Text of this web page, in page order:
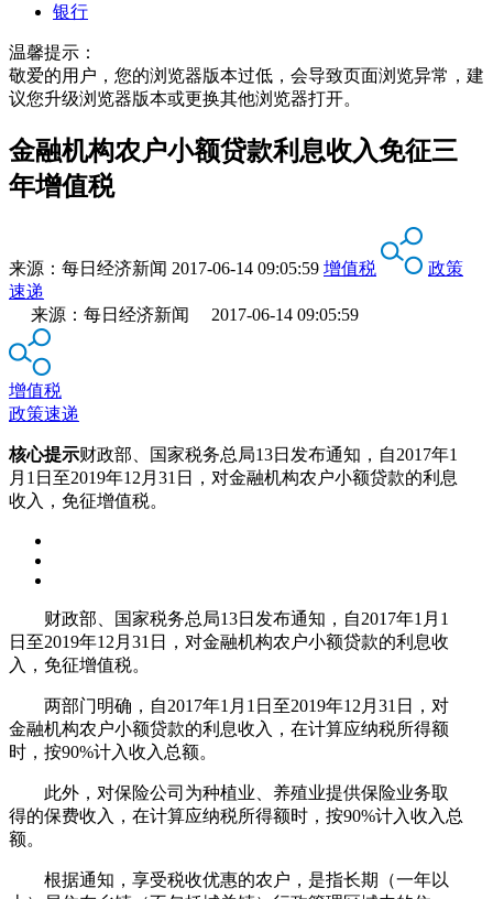
银行
温馨提示：
敬爱的用户，您的浏览器版本过低，会导致页面浏览异常，建
议您升级浏览器版本或更换其他浏览器打开。
金融机构农户小额贷款利息收入免征三
年增值税
来源： 每日经济新闻 2017-06-14 09:05:59 增值税
政策
速递
来源：每日经济新闻 2017-06-14 09:05:59
增值税
政策速递
核心提示财政部、国家税务总局13日发布通知，自2017年1
月1日至2019年12月31日，对金融机构农户小额贷款的利息
收入，免征增值税。
财政部、国家税务总局13日发布通知，自2017年1月1
日至2019年12月31日，对金融机构农户小额贷款的利息收
入，免征增值税。
两部门明确，自2017年1月1日至2019年12月31日，对
金融机构农户小额贷款的利息收入，在计算应纳税所得额
时，按90%计入收入总额。
此外，对保险公司为种植业、养殖业提供保险业务取
得的保费收入，在计算应纳税所得额时，按90%计入收入总
额。
根据通知，享受税收优惠的农户，是指长期（一年以